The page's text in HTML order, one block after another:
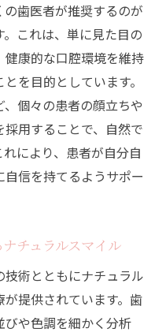
歯医者が推奨するのが
。これは、単に見た目の
康的な口腔環境を維持
を目的としています。
個々の患者の顔立ちや
用することで、自然で
により、患者が自分自
信を持てるようサポー
チュラルスマイル
術とともにナチュラル
提供されています。歯
や色調を細かく分析